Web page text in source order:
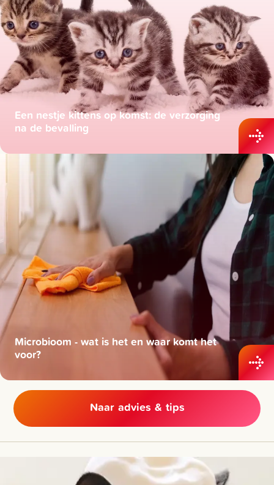
Een nestje kittens op komst: de verzorging
na de bevalling
Microbioom - wat is het en waar komt het
voor?
Naar advies & tips